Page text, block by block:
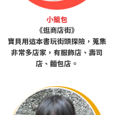
小籠包
《逛商店街》
寶貝用這本書玩街頭探險，蒐集
非常多店家，有服飾店、壽司
店、麵包店。